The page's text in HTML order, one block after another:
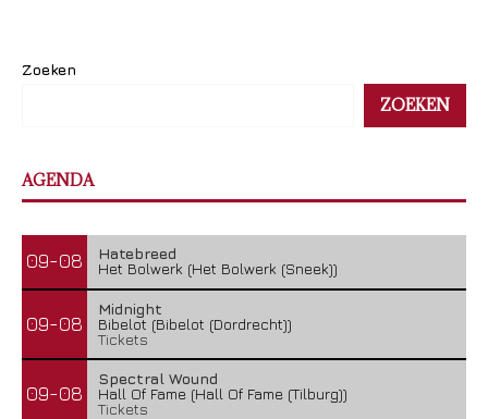
Zoeken
ZOEKEN
AGENDA
09-08
Hatebreed
Het Bolwerk (Het Bolwerk (Sneek))
09-08
Midnight
Bibelot (Bibelot (Dordrecht))
Tickets
09-08
Spectral Wound
Hall Of Fame (Hall Of Fame (Tilburg))
Tickets